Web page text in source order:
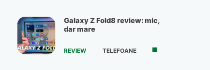
Galaxy Z Fold8 review: mic,
dar mare
REVIEW TELEFOANE